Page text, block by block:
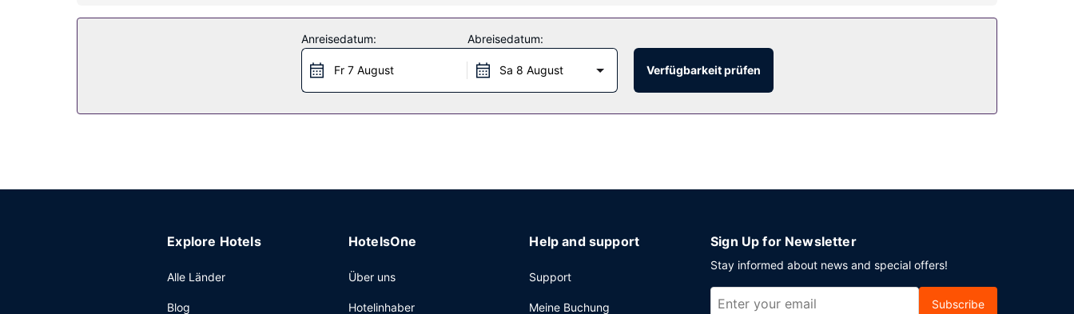
WLAN, ein Concierge-Service und ein Souvenirladen/Kiosk.
Dieses Hotel bietet ein Restaurant mit hervorragenden Speisen. Nutz alternativ den Zimmerservice (bitte Zeiten beachten). Deinen Durst kannst du an der Bar/Lounge
stillen. Gegen Gebühr wird täglich von 06:00 Uhr bis 11:00 Uhr ein großes Frühstück angeboten.
Anreisedatum:
Fr 7 August
Abreisedatum:
Sa 8 August Verfügbarkeit prüfen
Explore Hotels
Alle Länder
Blog
HotelsOne
Über uns
Hotelinhaber
Help and support
Support
Meine Buchung
Sign Up for Newsletter
Stay informed about news and special offers!
Subscribe